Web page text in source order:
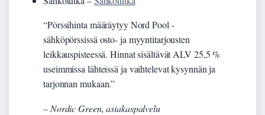
“Pörssihinta määräytyy Nord Pool -
sähköpörssissä osto- ja myyntitarjousten
leikkauspisteessä. Hinnat sisältävät ALV 25,5 %
useimmissa lähteissä ja vaihtelevat kysynnän ja
tarjonnan mukaan.”
– Nordic Green, asiakaspalvelu